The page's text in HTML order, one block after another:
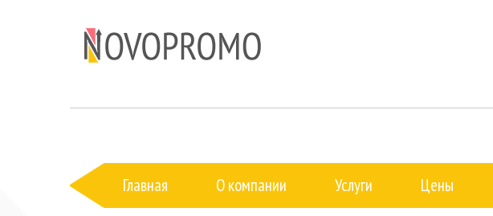
Главная О компании Услуги Цены